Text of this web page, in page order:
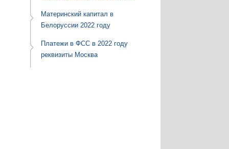
Материнский капитал в
Белоруссии 2022 году
Платежи в ФСС в 2022 году
реквизиты Москва